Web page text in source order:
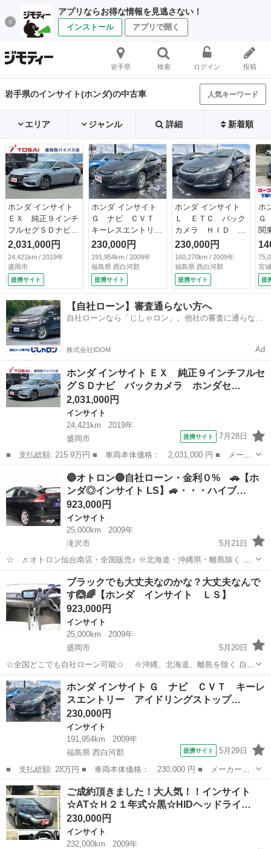
アプリならお得な情報を見逃さない！
インストール アプリで開く
岩手県 検索 ログイン 投稿
岩手県のインサイト(ホンダ)の中古車 人気キーワード
エリア ジャンル 詳細 新着順
ホンダ インサイト
ＥＸ 純正９インチ
フルセグＳＤナビ
バックカメラ ホン
ダセンシング レー
ダークルーズ ＥＴ
Ｃ２．０ クリアラ
ンスソナー パワー
シート ＬＥＤヘッ
ド オートライト
シートヒーター ハ
ーフレザーシート
ＤＶＤ （検8.10）
2,031,000円
24,421km / 2019年
盛岡市
提携サイト
ホンダ インサイト
Ｇ ナビ ＣＶＴ
キーレスエントリ
ー アイドリングス
トップ 電動格納ミ
ラー 盗難防止シス
テム 衝突安全ボデ
ィ ＡＢＳ エアコ
ン パワーステアリ
ング パワーウィン
ドウ （車検整備
230,000円
191,954km / 2009年
福島県 西白河郡
提携サイト
ホンダ インサイト
Ｌ ＥＴＣ バック
カメラ ＨＩＤ Ｃ
ＶＴ キーレスエン
トリー アイドリン
グストップ 電動格
納ミラー 盗難防止
システム 衝突安全
ボディ ＡＢＳ エ
アコン パワーステ
アリング パワーウ
230,000円
160,270km / 2009年
福島県 西白河郡
提携サイト
ホ
関
Ｅ
ン
ラ
ェ
付
宮
提
【自社ローン】審査通らない方へ
自社ローンなら「じしゃロン」。他社の審査に通らなか
株式会社IDOM Ad
ホンダ インサイト ＥＸ 純正９インチフルセ
グＳＤナビ バックカメラ ホンダセ…
2,031,000円
インサイト
24,421km
2019年
盛岡市
提携サイト 7月28日
■ 支払総額: 215.9万円 ■ 車両本体価格： 2,031,000 円 ■ メーカ
ー名： ホンダ ■ 車種名： インサイト ■ グレード名： ＥＸ
純正９インチフルセグＳＤナビ バックカメラ ホンダセンシング
レーダー...
インサイト
🔵オトロン🔵自社ローン・金利０% 🚗【ホ
ンダ◎インサイト LS】🚙・・・ハイブ…
923,000円
インサイト
25,000km
2009年
滝沢市
5月21日
☆ ♬オトロン仙台南店・全国販売♪ ※北海道・沖縄県・離島除く 金
利0％!!!(^.^)/~~~ ＼今すぐ問合せよう／ ☆インサイト ＬＳ☆
ここをチェック ↓↓↓↓↓↓↓↓...
インサイト オトロン
ブラックでも大丈夫なのかな？大丈夫なんで
す🙆🌈【ホンダ インサイト ＬＳ】
923,000円
インサイト
25,000km
2009年
盛岡市
5月20日
☆全国どこでも自社ローン可能☆ ※沖縄、北海道、離島を除く 自己
破産、債務整理の経験あり… 転職したばかり…自営業… 頭金一括の準
備は難しい… そんな不安はオトロンにお任せ(^^)/ 自社ローン専門
店！...
岩手 盛岡市 インサイト オトロン
ホンダ インサイト Ｇ ナビ ＣＶＴ キーレ
スエントリー アイドリングストップ…
230,000円
インサイト
191,954km
2009年
福島県 西白河郡
提携サイト 5月29日
■ 支払総額: 28万円 ■ 車両本体価格： 230,000 円 ■ メーカー
名： ホンダ ■ 車種名： インサイト ■ グレード名： Ｇ ナ
ビ ＣＶＴ キーレスエントリー アイドリングストップ 電動格納
ミラー 盗難防止シ...
福島 西白河郡 インサイト
ご成約頂きました！大人気！！インサイト
☆AT☆Ｈ２１年式☆黒☆HIDヘッドライ…
230,000円
インサイト
232,000km
2009年